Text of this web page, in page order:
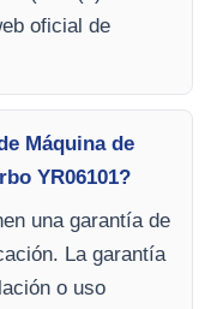
oficial de
Máquina de
YR06101?
una garantía de
La garantía
o uso